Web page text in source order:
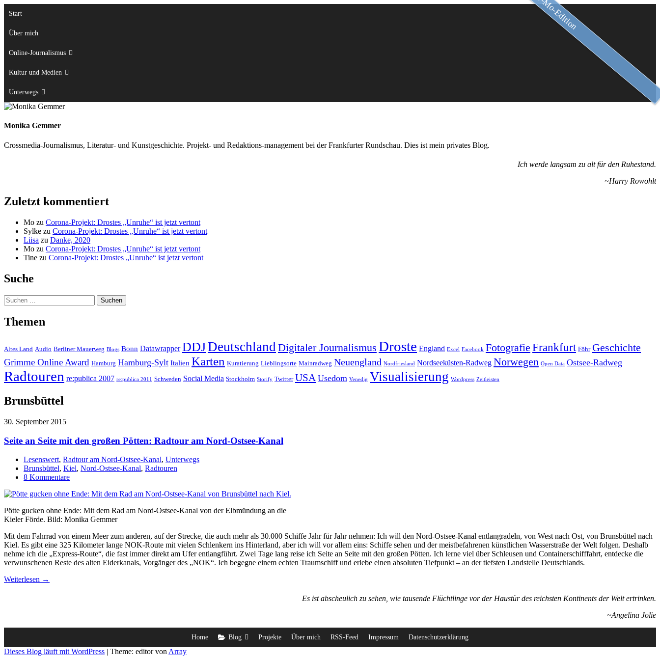
Inhalt
Start
Über mich
Online-Journalismus
Kultur und Medien
Unterwegs
Monika Gemmer
Crossmedia-Journalismus, Literatur- und Kunstgeschichte. Projekt- und Redaktions-management bei der Frankfurter Rundschau. Dies ist mein privates Blog.
Ich werde langsam zu alt für den Ruhestand.
~Harry Rowohlt
Zuletzt kommentiert
Mo zu Corona-Projekt: Drostes „Unruhe“ ist jetzt vertont
Sylke zu Corona-Projekt: Drostes „Unruhe“ ist jetzt vertont
Liisa zu Danke, 2020
Mo zu Corona-Projekt: Drostes „Unruhe“ ist jetzt vertont
Tine zu Corona-Projekt: Drostes „Unruhe“ ist jetzt vertont
Suche
Suchen
nach:
Themen
Altes Land Audio Berliner Mauerweg Blogs Bonn Datawrapper DDJDeutschland Digitaler Journalismus Droste England Excel Facebook Fotografie Frankfurt Föhr Geschichte
Grimme Online Award Hamburg Hamburg-Sylt Italien Karten Kuratierung Lieblingsorte Mainradweg Neuengland Nordfriesland Nordseeküsten-Radweg Norwegen Open Data Ostsee-Radweg
Radtouren re:publica 2007 re:publica 2011 Schweden Social Media Stockholm Storify Twitter USA Usedom Venedig Visualisierung Wordpress Zeitleisten
Brunsbüttel
30. September 2015
Seite an Seite mit den großen Pötten: Radtour am Nord-Ostsee-Kanal
Lesenswert, Radtour am Nord-Ostsee-Kanal, Unterwegs
Brunsbüttel, Kiel, Nord-Ostsee-Kanal, Radtouren
8 Kommentare
Pötte gucken ohne Ende: Mit dem Rad am Nord-Ostsee-Kanal von der Elbmündung an die
Kieler Förde. Bild: Monika Gemmer
Mit dem Fahrrad von einem Meer zum anderen, auf der Strecke, die auch mehr als 30.000 Schiffe Jahr für Jahr nehmen: Ich will den Nord-Ostsee-Kanal entlangradeln, von West nach Ost, von Brunsbüttel nach
Kiel. Es gibt eine 325 Kilometer lange NOK-Route mit vielen Schlenkern ins Hinterland, aber ich will vor allem eins: Schiffe sehen und der meistbefahrenen künstlichen Wasserstraße der Welt folgen. Deshalb
nehme ich die „Express-Route“, die fast immer direkt am Ufer entlangführt. Zwei Tage lang reise ich Seite an Seite mit den großen Pötten. Ich lerne viel über Schleusen und Containerschifffahrt, entdecke die
verwunschenen Reste des alten Eiderkanals, Vorgänger des „NOK“. Ich begegne einem echten Traumschiff und erlebe einen absoluten Tiefpunkt – an der tiefsten Landstelle Deutschlands.
Weiterlesen →
Es ist abscheulich zu sehen, wie tausende Flüchtlinge vor der Haustür des reichsten Kontinents der Welt ertrinken.
~Angelina Jolie
Home Blog Projekte Über mich RSS-Feed Impressum Datenschutzerklärung
Dieses Blog läuft mit WordPress | Theme: editor von Array